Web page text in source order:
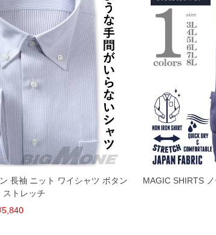
長袖 ニット ワイシャツ ボタン
ストレッチ
MAGIC SHIRTS